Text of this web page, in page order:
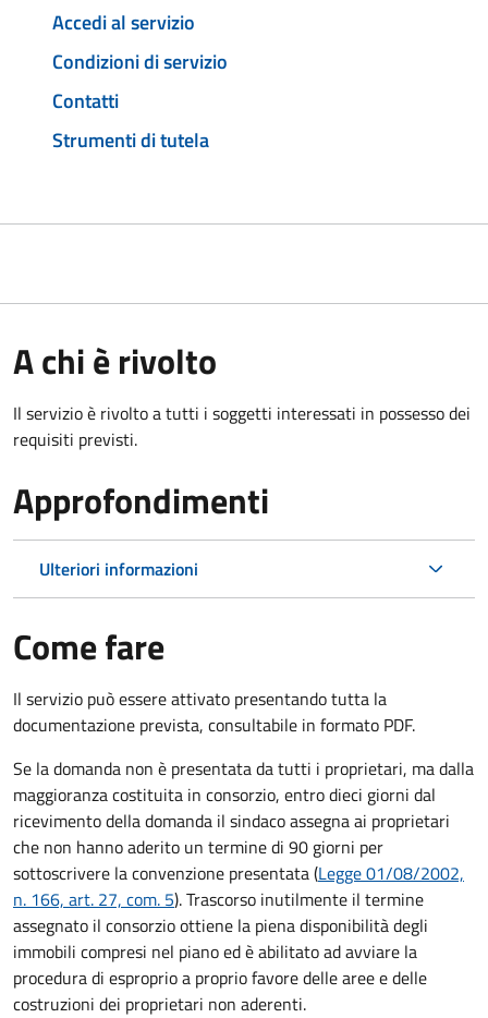
Accedi al servizio
Condizioni di servizio
Contatti
Strumenti di tutela
A chi è rivolto
Il servizio è rivolto a tutti i soggetti interessati in possesso dei
requisiti previsti.
Approfondimenti
Ulteriori informazioni
Come fare
Il servizio può essere attivato presentando tutta la
documentazione prevista, consultabile in formato PDF.
Se la domanda non è presentata da tutti i proprietari, ma dalla
maggioranza costituita in consorzio, entro dieci giorni dal
ricevimento della domanda il sindaco assegna ai proprietari
che non hanno aderito un termine di 90 giorni per
sottoscrivere la convenzione presentata (Legge 01/08/2002,
n. 166, art. 27, com. 5). Trascorso inutilmente il termine
assegnato il consorzio ottiene la piena disponibilità degli
immobili compresi nel piano ed è abilitato ad avviare la
procedura di esproprio a proprio favore delle aree e delle
costruzioni dei proprietari non aderenti.